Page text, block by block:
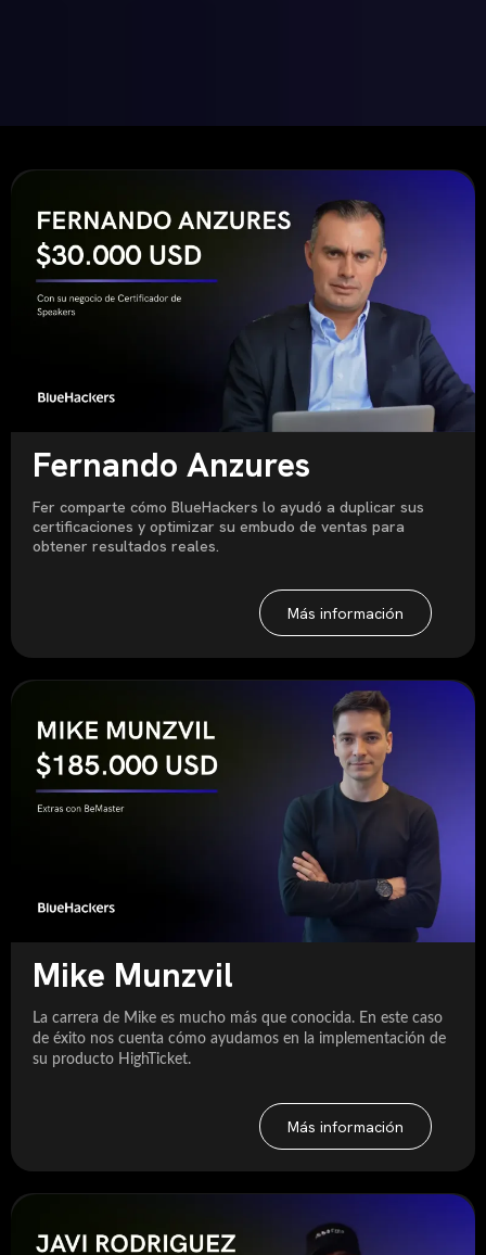
Fernando Anzures
Fer comparte cómo BlueHackers lo ayudó a duplicar sus
certificaciones y optimizar su embudo de ventas para
obtener resultados reales.
Más información
Mike Munzvil
La carrera de Mike es mucho más que conocida. En este caso
de éxito nos cuenta cómo ayudamos en la implementación de
su producto HighTicket.
Más información